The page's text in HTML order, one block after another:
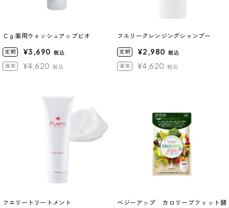
Ｃｇ薬用ウォッシュアップビオ
定期 ¥3,690 税込
通常 ¥4,620 税込
フエリークレンジングシャンプー
定期 ¥2,980 税込
通常 ¥4,620 税込
フエリートリートメント
べジーアップ カロリーブフィット酵